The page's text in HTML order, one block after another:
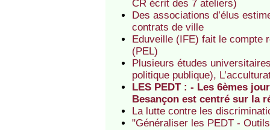
CR écrit des 7 ateliers)
Des associations d’élus
contrats de ville
Eduveille (IFE) fait le compte
(PEL)
Plusieurs études
politique publique),
LES PEDT : - Les 6èmes
Besançon est centré sur la
La lutte contre les
"Généraliser les PEDT -